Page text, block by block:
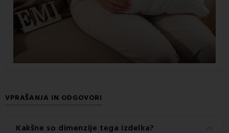
VPRAŠANJA IN ODGOVORI
Kakšne so dimenzije tega izdelka? keyboard_arrow_down